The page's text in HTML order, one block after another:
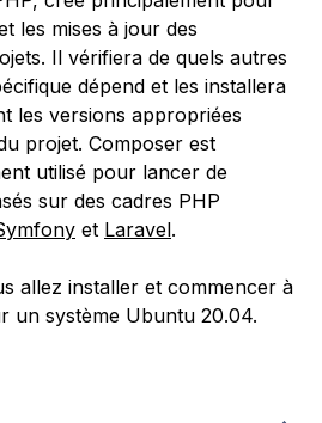
les mises à jour des
Il vérifiera de quels autres
dépend et les installera
les versions appropriées
projet. Composer est
utilisé pour lancer de
sur des cadres PHP
et Laravel.
allez installer et commencer à
un système Ubuntu 20.04.